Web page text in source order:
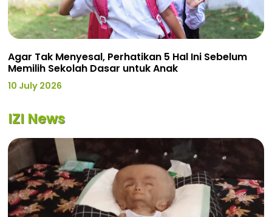
Agar Tak Menyesal, Perhatikan 5 Hal Ini Sebelum
Memilih Sekolah Dasar untuk Anak
10 July 2026
IZI News